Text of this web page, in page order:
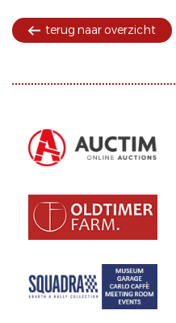
terug naar overzicht